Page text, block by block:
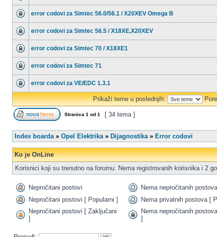
error codovi za Simtec 56.0/56.1 / X20XEV Omega B
error codovi za Simtec 56.5 / X18XE,X20XEV
error codovi za Simtec 70 / X18XE1
error codovi za Simtec 71
error codovi za VE/EDC 1.3.1
Prikaži teme u poslednjih:
Stranica 1 od 1 [ 34 tema ]
Index boarda» Opel Elektrika» Dijagnostika» Error codovi
Ko je OnLine
Korisnici koji su trenutno na forumu: Nema registrovanih korisnika i 2
Nepročitani postovi
Nema nepročitanih postova
Nepročitani postovi [ Popularni ]
Nema privatnih postova [
Nepročitani postovi [ Zaključani
]
Nema nepročitanih
]